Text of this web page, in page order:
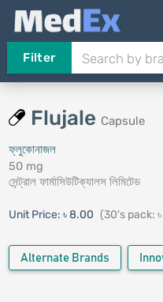
Filter
Flujale Capsule
ফ্লুকোনাজল
50 mg
সেন্ট্রাল ফার্মাসিউটিক্যালস লিমিটেড
Unit Price: ৳ 8.00 (30's pack:
Alternate Brands